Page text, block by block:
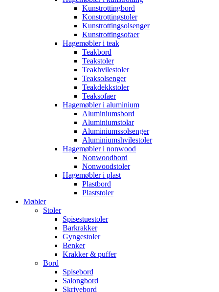
Kunstrottingbord
Konstrottingstoler
Kunstrottingsolsenger
Kunstrottingsofaer
Hagemøbler i teak
Teakbord
Teakstoler
Teakhvilestoler
Teaksolsenger
Teakdekkstoler
Teaksofaer
Hagemøbler i aluminium
Aluminiumsbord
Aluminiumstolar
Aluminiumssolsenger
Aluminiumshvilestoler
Hagemøbler i nonwood
Nonwoodbord
Nonwoodstoler
Hagemøbler i plast
Plastbord
Plaststoler
Møbler
Stoler
Spisestuestoler
Barkrakker
Gyngestoler
Benker
Krakker & puffer
Bord
Spisebord
Salongbord
Skrivebord